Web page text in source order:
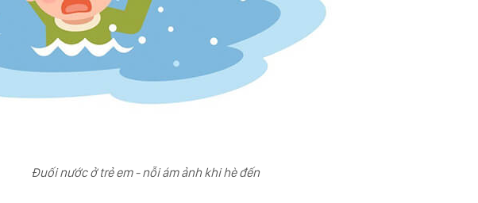
Đuối nước ở trẻ em - nỗi ám ảnh khi hè đến